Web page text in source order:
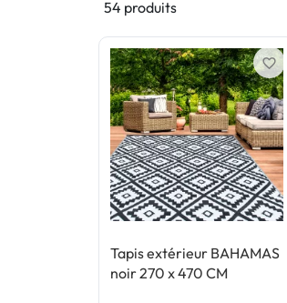
54 produits
Tapis extérieur BAHAMAS
noir 270 x 470 CM
favorite_border